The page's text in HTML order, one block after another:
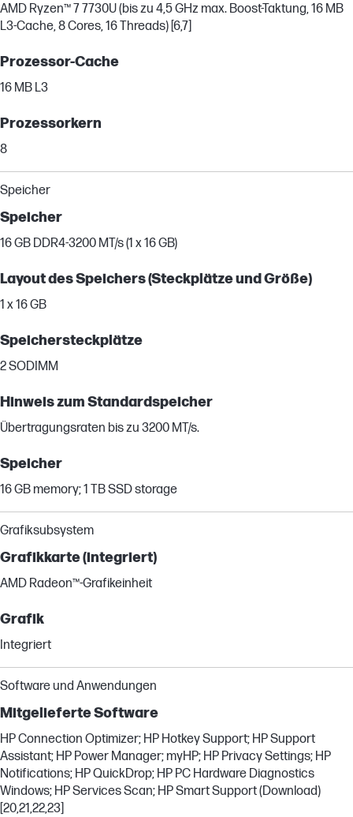
AMD Ryzen™ 7 7730U (bis zu 4,5 GHz max. Boost-Taktung, 16 MB
L3-Cache, 8 Cores, 16 Threads) [6,7]
Prozessor-Cache
16 MB L3
Prozessorkern
8
Speicher
Speicher
16 GB DDR4-3200 MT/s (1 x 16 GB)
Layout des Speichers (Steckplätze und Größe)
1 x 16 GB
Speichersteckplätze
2 SODIMM
Hinweis zum Standardspeicher
Übertragungsraten bis zu 3200 MT/s.
Speicher
16 GB memory; 1 TB SSD storage
Grafiksubsystem
Grafikkarte (integriert)
AMD Radeon™-Grafikeinheit
Grafik
Integriert
Software und Anwendungen
Mitgelieferte Software
HP Connection Optimizer; HP Hotkey Support; HP Support
Assistant; HP Power Manager; myHP; HP Privacy Settings; HP
Notifications; HP QuickDrop; HP PC Hardware Diagnostics
Windows; HP Services Scan; HP Smart Support (Download)
[20,21,22,23]